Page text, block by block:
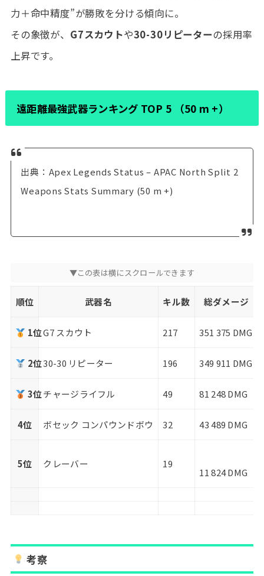
力＋命中精度”が勝敗を分ける傾向に。
その象徴が、 G7スカウトや30-30リピーターの採用率
上昇です。
遠距離最強武器ランキング TOP 5 （50 m +）
出典：Apex Legends Status – APAC North Split 2
Weapons Stats Summary (50 m +)
順位 武器名 キル数 総ダメージ
1位G7 スカウト 217 351 375 DMG
2位30-30 リピーター 196 349 911 DMG
3位チャージライフル 49 81 248 DMG
4位 ボセック コンパウンドボウ 32 43 489 DMG
5位 クレーバー 19
11 824 DMG
考察